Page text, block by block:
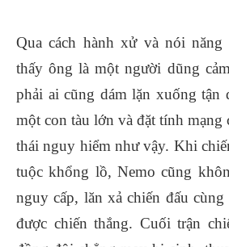
Qua cách hành xử và nói năng
thấy ông là một người dũng
phải ai cũng dám lặn xuống tận
một con tàu lớn và đặt tính mạng
thái nguy hiểm như vậy. Khi
tuộc khổng lồ, Nemo cũng
nguy cấp, lăn xả chiến đấu
được chiến thắng. Cuối trận